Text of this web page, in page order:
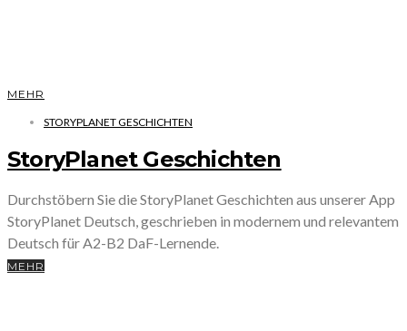
MEHR
STORYPLANET GESCHICHTEN
StoryPlanet Geschichten
Durchstöbern Sie die StoryPlanet Geschichten aus unserer App
StoryPlanet Deutsch, geschrieben in modernem und relevantem
Deutsch für A2-B2 DaF-Lernende.
MEHR